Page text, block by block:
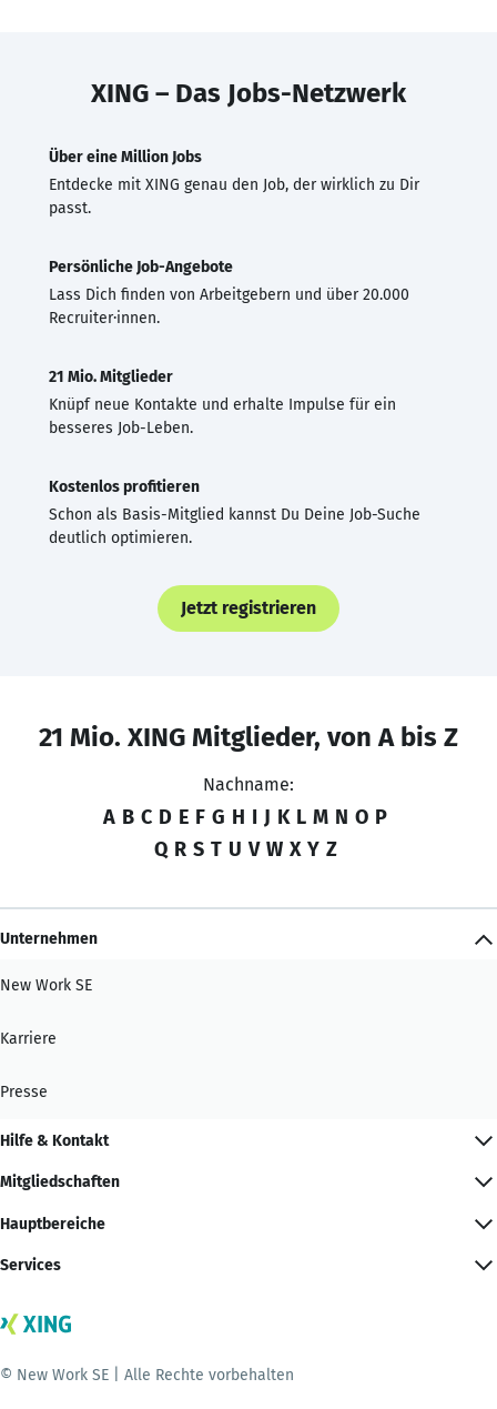
XING – Das Jobs-Netzwerk
Über eine Million Jobs
Entdecke mit XING genau den Job, der wirklich zu Dir
passt.
Persönliche Job-Angebote
Lass Dich finden von Arbeitgebern und über 20.000
Recruiter·innen.
21 Mio. Mitglieder
Knüpf neue Kontakte und erhalte Impulse für ein
besseres Job-Leben.
Kostenlos profitieren
Schon als Basis-Mitglied kannst Du Deine Job-Suche
deutlich optimieren.
Jetzt registrieren
21 Mio. XING Mitglieder, von A bis Z
Nachname:
A B C D E F G H I J K L M N O P
Q R S T U V W X Y Z
Unternehmen
New Work SE
Karriere
Presse
Hilfe & Kontakt
Mitgliedschaften
Hauptbereiche
Services
© New Work SE | Alle Rechte vorbehalten